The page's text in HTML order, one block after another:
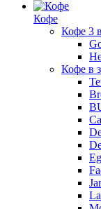
Кофе
Кофе 3
Кофе в